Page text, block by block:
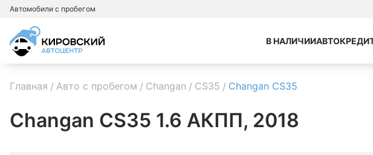
Автомобили с пробегом
В НАЛИЧИИ
Главная Авто с пробегом Changan CS35 Changan CS35
Changan CS35 1.6 АКПП, 2018